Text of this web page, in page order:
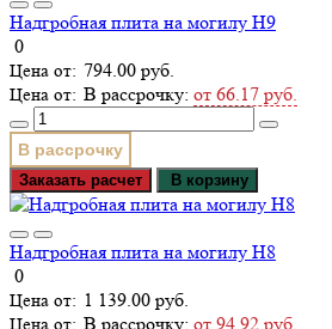
Надгробная плита на могилу Н9
0
794.00 руб.
В рассрочку: от 66.17 руб.
В рассрочку
Заказать расчет В корзину
Надгробная плита на могилу Н8
0
1 139.00 руб.
В рассрочку: от 94.92 руб.